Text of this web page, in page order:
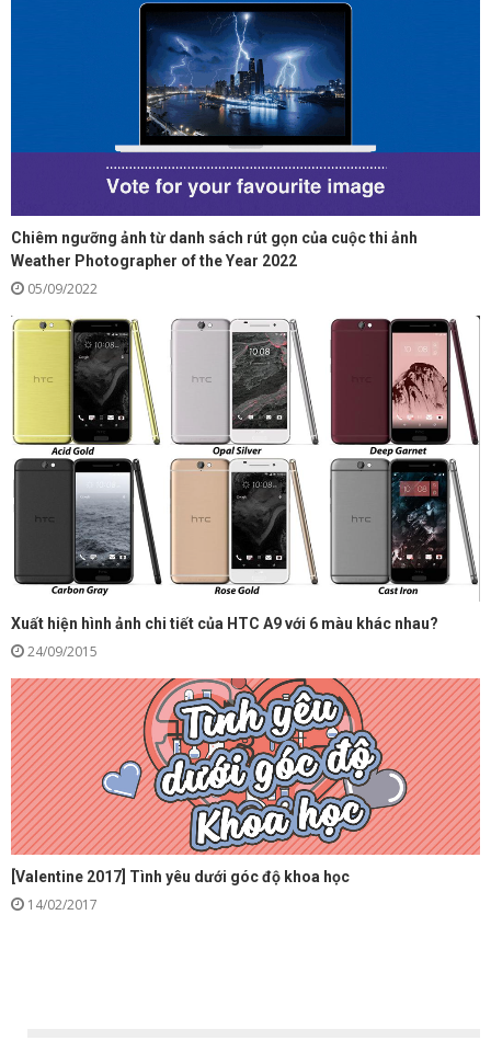
Chiêm ngưỡng ảnh từ danh sách rút gọn của cuộc thi ảnh
Weather Photographer of the Year 2022
05/09/2022
Xuất hiện hình ảnh chi tiết của HTC A9 với 6 màu khác nhau?
24/09/2015
[Valentine 2017] Tình yêu dưới góc độ khoa học
14/02/2017